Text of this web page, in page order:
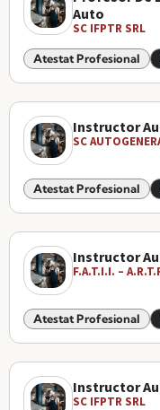
Auto
SC IFPTR SRL
Atestat Profesional
Instructor
SC
Atestat Profesional
Instructor
F.A.T.I.I. –
Atestat Profesional
Instructor
SC IFPTR SRL